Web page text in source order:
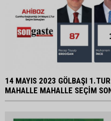
14 MAYIS 2023 GÖLBAŞI
MAHALLE MAHALLE SEÇİM